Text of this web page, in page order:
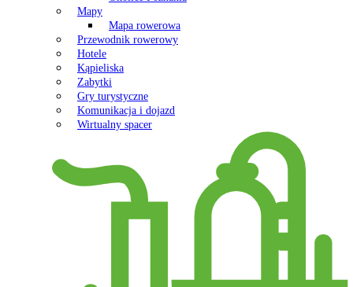
Mapy
Mapa rowerowa
Przewodnik rowerowy
Hotele
Kąpieliska
Zabytki
Gry turystyczne
Komunikacja i dojazd
Wirtualny spacer